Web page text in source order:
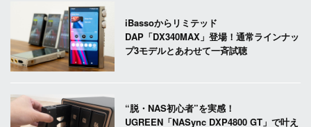
iBassoからリミテッド
DAP「DX340MAX」登場！通常ラインナッ
プ3モデルとあわせて一斉試聴
“脱・NAS初心者”を実感！
UGREEN「NASync DXP4800 GT」で叶え